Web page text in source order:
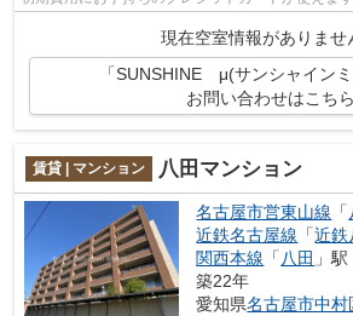
現在空室情報がありませ
「SUNSHINE μ(サンシャイン
お問い合わせはこちら
賃貸 | マンション 八田マンション
名古屋市営東山線 「
近鉄名古屋線 「近鉄
関西本線 「八田 」
築22年
愛知県名古屋市中村